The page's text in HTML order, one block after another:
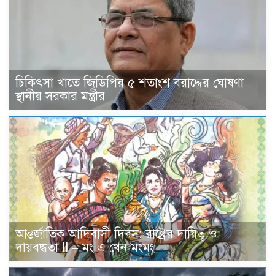
চিকিৎসা খাতে জিডিপির ৫ শতাংশ বরাদ্দের ঘোষণা
স্থানীয় সরকার মন্ত্রীর
আন্তর্জাতিক আদিবাসী দিবস: রাষ্ট্রের দায়িত্ব ও
দায়বদ্ধতা II – মং এ খেন মংমং